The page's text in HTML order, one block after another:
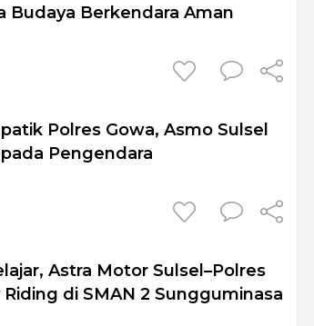
Budaya Berkendara Aman
Polres Gowa, Asmo Sulsel
Pengendara
Astra Motor Sulsel–Polres
di SMAN 2 Sungguminasa